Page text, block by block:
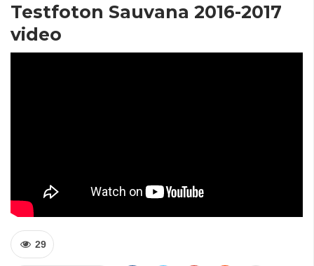
Testfoton Sauvana 2016-2017
video
29